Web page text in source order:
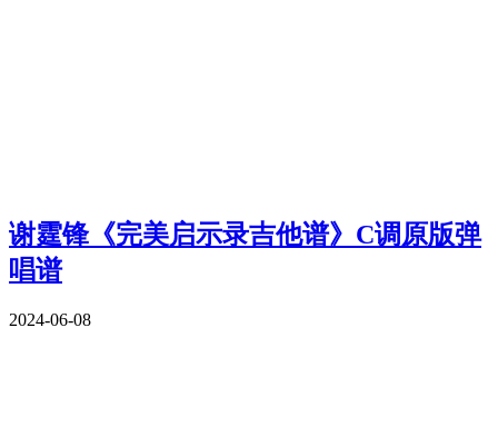
谢霆锋《完美启示录吉他谱》C调原版弹
唱谱
2024-06-08